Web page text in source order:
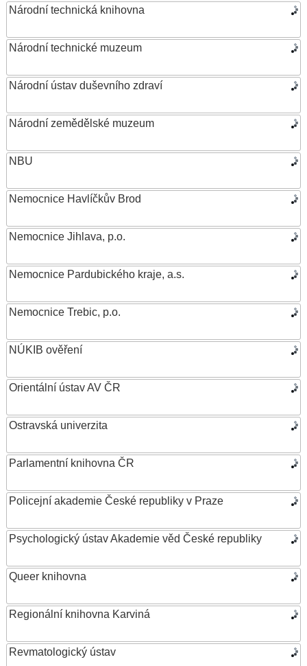
Národní technická knihovna
Národní technické muzeum
Národní ústav duševního zdraví
Národní zemědělské muzeum
NBU
Nemocnice Havlíčkův Brod
Nemocnice Jihlava, p.o.
Nemocnice Pardubického kraje, a.s.
Nemocnice Trebic, p.o.
NÚKIB ověření
Orientální ústav AV ČR
Ostravská univerzita
Parlamentní knihovna ČR
Policejní akademie České republiky v Praze
Psychologický ústav Akademie věd České republiky
Queer knihovna
Regionální knihovna Karviná
Revmatologický ústav